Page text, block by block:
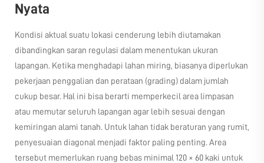
Nyata
Kondisi aktual suatu lokasi cenderung lebih diutamakan
dibandingkan saran regulasi dalam menentukan ukuran
lapangan. Ketika menghadapi lahan miring, biasanya diperlukan
pekerjaan penggalian dan perataan (grading) dalam jumlah
cukup besar. Hal ini bisa berarti memperkecil area limpasan
atau memutar seluruh lapangan agar lebih sesuai dengan
kemiringan alami tanah. Untuk lahan tidak beraturan yang rumit,
penyesuaian diagonal menjadi faktor paling penting. Area
tersebut memerlukan ruang bebas minimal 120 × 60 kaki untuk